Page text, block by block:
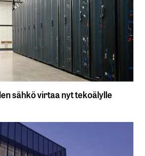
sähkö virtaa nyt tekoälylle